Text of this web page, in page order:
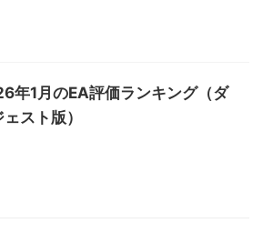
年1月のEA評価ランキング（ダ
スト版）